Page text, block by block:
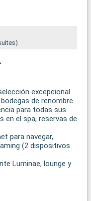
excepcional
de renombre
para todas sus
en el spa, reservas de
para navegar,
(2 dispositivos
Luminae, lounge y